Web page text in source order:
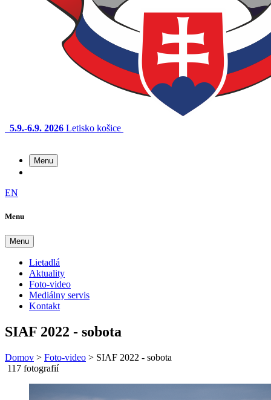
5.9.-6.9. 2026 Letisko košice
Menu
EN
Menu
Menu
Lietadlá
Aktuality
Foto-video
Mediálny servis
Kontakt
SIAF 2022 - sobota
Domov > Foto-video > SIAF 2022 - sobota
117 fotografií